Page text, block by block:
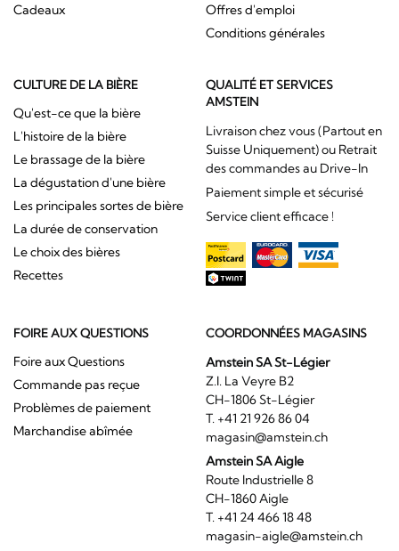
Cadeaux
Offres d'emploi
Conditions générales
CULTURE DE LA BIÈRE
Qu'est-ce que la bière
L'histoire de la bière
Le brassage de la bière
La dégustation d'une bière
Les principales sortes de bière
La durée de conservation
Le choix des bières
Recettes
QUALITÉ ET SERVICES
AMSTEIN
Livraison chez vous (Partout en
Suisse Uniquement) ou Retrait
des commandes au Drive-In
Paiement simple et sécurisé
Service client efficace !
FOIRE AUX QUESTIONS
Foire aux Questions
Commande pas reçue
Problèmes de paiement
Marchandise abîmée
COORDONNÉES MAGASINS
Amstein SA St-Légier
Z.I. La Veyre B2
CH-1806 St-Légier
T. +41 21 926 86 04
magasin@amstein.ch
Amstein SA Aigle
Route Industrielle 8
CH-1860 Aigle
T. +41 24 466 18 48
magasin-aigle@amstein.ch